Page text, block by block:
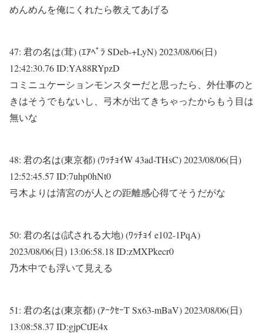
めんめんを俺にくれたら教えてあげる
47: 君の名は(茸) (ｴｱﾍﾟﾗ SDeb-+LyN)2023/08/06(日)
12:42:30.76 ID:YA88RYpzD
コミニュケーションモンスターだと思ったら、外仕事のと
きはそうでもないし、弓木が出てきちゃったからもう目は
無いな
48: 君の名は(東京都) (ﾜｯﾁｮｲW 43ad-THsC)2023/08/06(日)
12:52:45.57 ID:7uhp0hNt0
弓木よりは清宮のが人との距離感心得てそうだがな
50: 君の名は(試される大地) (ﾜｯﾁｮｲ e102-1PqA)
2023/08/06(日) 13:06:58.18 ID:zMXPkecr0
乃木中でも浮いて見える
51: 君の名は(東京都) (ｱｰｸｾｰT Sx63-mBaV)2023/08/06(日)
13:08:58.37 ID:gjpCtJE4x